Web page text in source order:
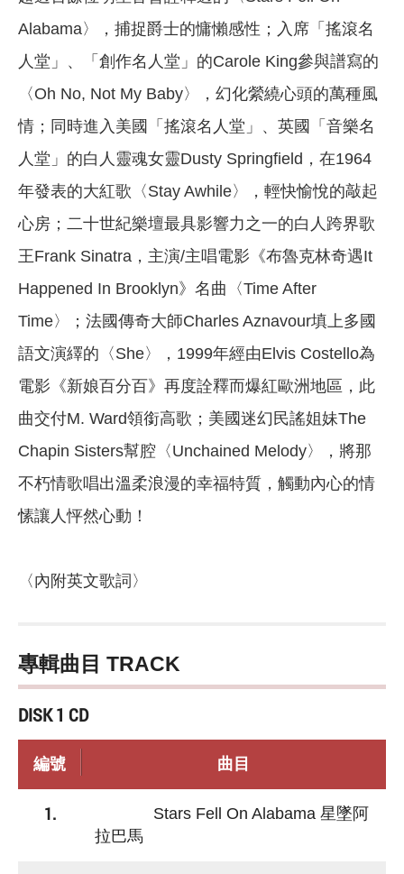
Alabama〉，捕捉爵士的慵懶感性；入席「搖滾名
人堂」、「創作名人堂」的Carole King參與譜寫的
〈Oh No, Not My Baby〉，幻化縈繞心頭的萬種風
情；同時進入美國「搖滾名人堂」、英國「音樂名
人堂」的白人靈魂女靈Dusty Springfield，在1964
年發表的大紅歌〈Stay Awhile〉，輕快愉悅的敲起
心房；二十世紀樂壇最具影響力之一的白人跨界歌
王Frank Sinatra，主演/主唱電影《布魯克林奇遇It
Happened In Brooklyn》名曲〈Time After
Time〉；法國傳奇大師Charles Aznavour填上多國
語文演繹的〈She〉，1999年經由Elvis Costello為
電影《新娘百分百》再度詮釋而爆紅歐洲地區，此
曲交付M. Ward領銜高歌；美國迷幻民謠姐妹The
Chapin Sisters幫腔〈Unchained Melody〉，將那
不朽情歌唱出溫柔浪漫的幸福特質，觸動內心的情
愫讓人怦然心動！
〈內附英文歌詞〉
專輯曲目 TRACK
DISK 1 CD
編號 曲目
1.
Stars Fell On Alabama 星墜阿
拉巴馬